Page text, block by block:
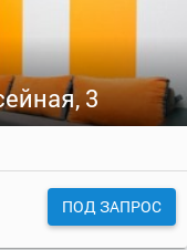
3
ПОД ЗАПРОС